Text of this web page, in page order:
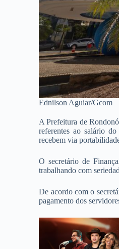
Ednilson Aguiar/Gcom
A Prefeitura de
referentes ao salário
recebem via
O secretário de
trabalhando com
De acordo com o
pagamento dos